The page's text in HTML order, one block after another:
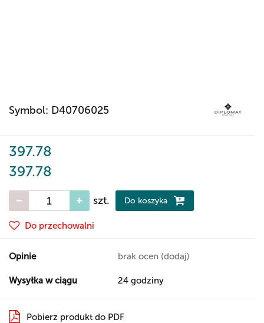
Symbol: D40706025
397.78
397.78
szt. Do koszyka
Do przechowalni
Opinie brak ocen (dodaj)
Wysyłka w ciągu 24 godziny
Pobierz produkt do PDF